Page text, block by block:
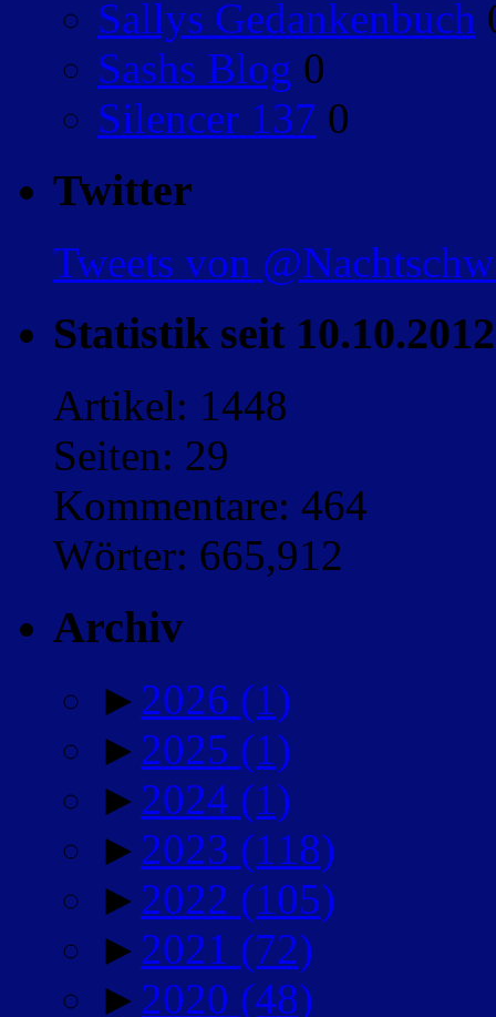
Sallys Gedankenbuch
Sashs Blog 0
Silencer 137 0
Twitter
Tweets von
Statistik seit 10.10.2012
Artikel: 1448
Seiten: 29
Kommentare: 464
Wörter: 665,912
Archiv
► 2026 (1)
► 2025 (1)
► 2024 (1)
► 2023 (118)
► 2022 (105)
► 2021 (72)
► 2020 (48)